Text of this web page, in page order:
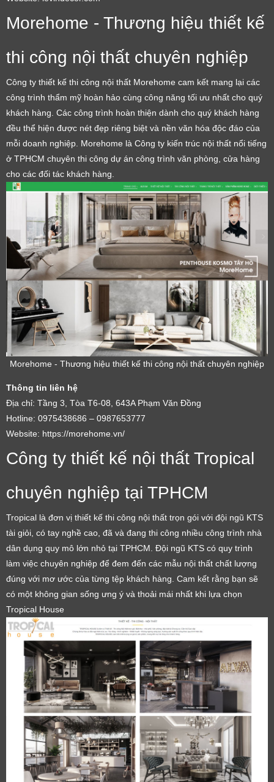
Morehome - Thương hiệu thiết kế
thi công nội thất chuyên nghiệp
Công ty thiết kế thi công nội thất Morehome cam kết mang lại các
công trình thẩm mỹ hoàn hảo cùng công năng tối ưu nhất cho quý
khách hàng. Các công trình hoàn thiện dành cho quý khách hàng
đều thể hiện được nét đẹp riêng biệt và nền văn hóa độc đáo của
mỗi doanh nghiệp. Morehome là Công ty kiến trúc nội thất nổi tiếng
ở TPHCM chuyên thi công dự án công trình văn phòng, cửa hàng
cho các đối tác khách hàng.
Morehome - Thương hiệu thiết kế thi công nội thất chuyên nghiệp
Thông tin liên hệ
Địa chỉ: Tầng 3, Tòa T6-08, 643A Phạm Văn Đồng
Hotline: 0975438686 – 0987653777
Website: https://morehome.vn/
Công ty thiết kế nội thất Tropical
chuyên nghiệp tại TPHCM
Tropical là đơn vị thiết kế thi công nội thất trọn gói với đội ngũ KTS
tài giỏi, có tay nghề cao, đã và đang thi công nhiều công trình nhà
dân dụng quy mô lớn nhỏ tại TPHCM. Đội ngũ KTS có quy trình
làm việc chuyên nghiệp để đem đến các mẫu nội thất chất lượng
đúng với mơ ước của từng tệp khách hàng. Cam kết rằng bạn sẽ
có một không gian sống ưng ý và thoải mái nhất khi lựa chọn
Tropical House
Cảm ơn quý khách đã để lại thông tin.
Chúng tôi sẽ liên hệ lại trong thời gian sớm nhất